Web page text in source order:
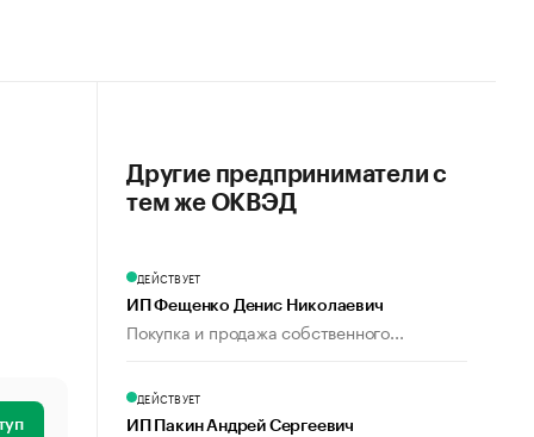
Другие предприниматели с
тем же ОКВЭД
ДЕЙСТВУЕТ
ИП Фещенко Денис Николаевич
Покупка и продажа собственного...
ДЕЙСТВУЕТ
ИП Пакин Андрей Сергеевич